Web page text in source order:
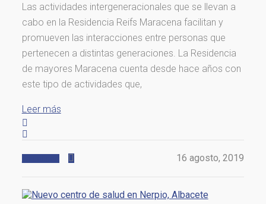
Las actividades intergeneracionales que se llevan a
cabo en la Residencia Reifs Maracena facilitan y
promueven las interacciones entre personas que
pertenecen a distintas generaciones. La Residencia
de mayores Maracena cuenta desde hace años con
este tipo de actividades que,
Leer más
16 agosto, 2019